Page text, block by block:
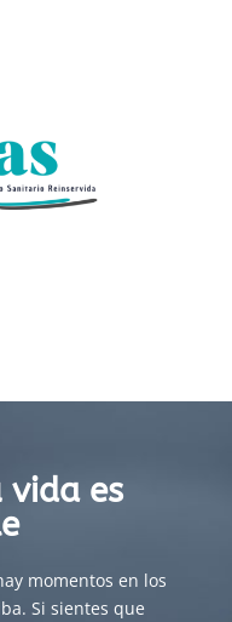
vida es
momentos en los
Si sientes que